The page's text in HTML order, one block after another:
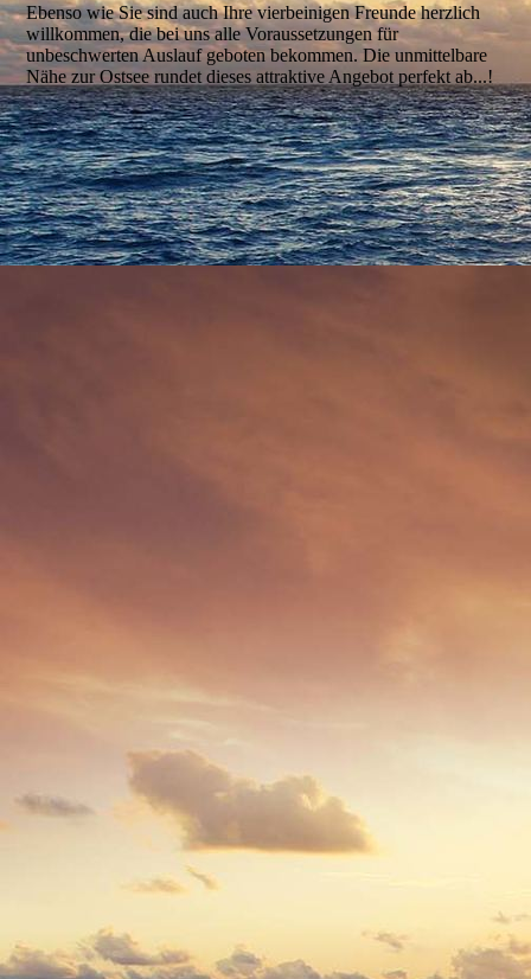
Ebenso wie Sie sind auch Ihre vierbeinigen Freunde herzlich
willkommen, die bei uns alle Voraussetzungen für
unbeschwerten Auslauf geboten bekommen. Die unmittelbare
Nähe zur Ostsee rundet dieses attraktive Angebot perfekt ab...!